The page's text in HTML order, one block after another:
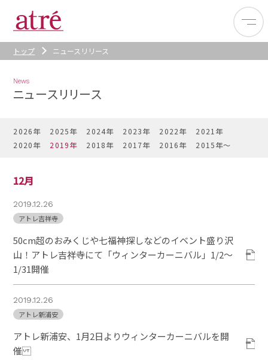
トップ ニュースリリース
News
ニュースリリース
2026年 2025年 2024年 2023年 2022年
2021年
2020年
2019年 2018年 2017年 2016年 2015年〜
12月
2019.12.26
アトレ吉祥寺
50cm超のおみくじや七福神探しなどのイベント盛り沢
山！アトレ吉祥寺にて「ウィンターカーニバル」1/2～
1/31開催
2019.12.26
アトレ新浦安
アトレ新浦安、1月2日よりウィンターカーニバルを開
催